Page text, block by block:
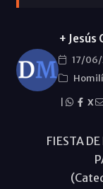
+ Jesús
17/06/
X
FIESTA